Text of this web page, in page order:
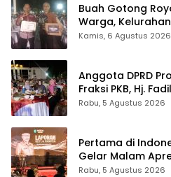
Buah Gotong
Warga,
Takalar Award
Kamis, 6 Agustus 2026
Anggota DPRD
Fraksi PKB, Hj.
Beri Apresiasi :
Rabu, 5 Agustus 2026
Pertama di
Gelar Malam
2026: Panggung
Rabu, 5 Agustus 2026